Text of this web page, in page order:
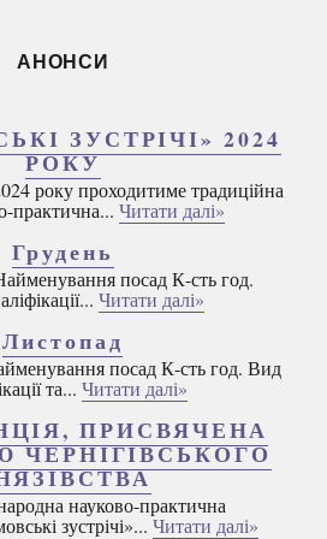
АНОНСИ
ЗУСТРІЧІ» 2024
РОКУ
року проходитиме традиційна
практична... Читати далі»
Грудень
посад К-сть год.
Читати далі»
Листопад
посад К-сть год. Вид
та... Читати далі»
ПРИСВЯЧЕНА
ЧЕРНІГІВСЬКОГО
науково-практична
зустрічі»... Читати далі»